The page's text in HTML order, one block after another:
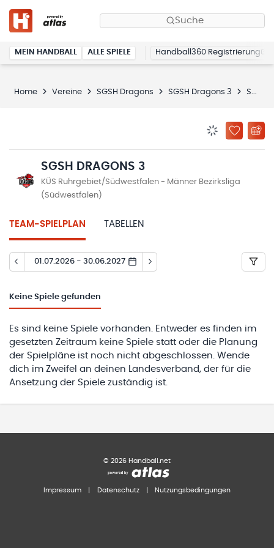
Suche
MEIN HANDBALL ALLE SPIELE Handball360 Registrierung
Home Vereine SGSH Dragons SGSH Dragons 3 Spielplan
ZU
SGSH DRAGONS 3
KÜS Ruhrgebiet/Südwestfalen - Männer Bezirksliga
(Südwestfalen)
TEAM-SPIELPLAN TABELLEN
01.07.2026 - 30.06.2027
Keine Spiele gefunden
Es sind keine Spiele vorhanden. Entweder es finden im
gesetzten Zeitraum keine Spiele statt oder die Planung
der Spielpläne ist noch nicht abgeschlossen. Wende
dich im Zweifel an deinen Landesverband, der für die
Ansetzung der Spiele zuständig ist.
© 2026 Handball.net
Impressum Datenschutz Nutzungsbedingungen